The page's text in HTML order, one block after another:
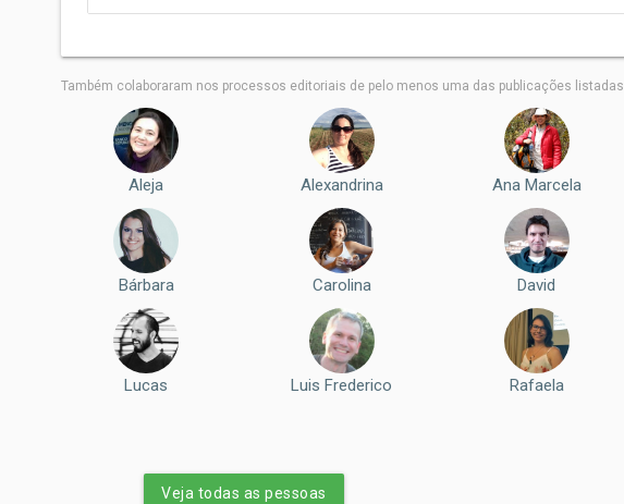
Também colaboraram nos processos editoriais de pelo menos uma das publicações listadas
Aleja Alexandrina Ana Marcela
Bárbara Carolina David
Lucas Luis Frederico Rafaela
Veja todas as pessoas